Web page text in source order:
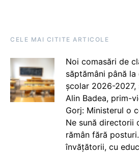
CELE MAI CITITE ARTICOLE
Noi comasări de
săptămâni până
școlar 2026-2027,
Alin Badea, prim-
Gorj: Ministerul o
Ne sună directorii
rămân fără
învățătorii, cu